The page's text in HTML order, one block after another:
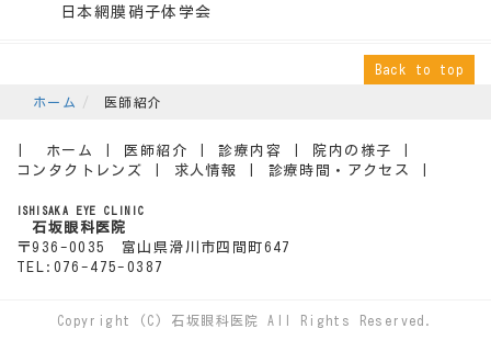
日本網膜硝子体学会
Back to top
ホーム 医師紹介
ホーム 医師紹介 診療内容
院内の様子
コンタクトレンズ
求人情報 診療時間・アクセス
ISHISAKA EYE CLINIC
石坂眼科医院
〒936-0035 富山県滑川市四間町647
TEL:076-475-0387
Copyright (C) 石坂眼科医院 All Rights Reserved.